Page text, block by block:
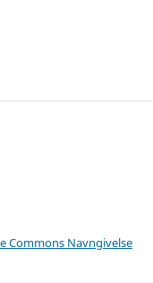
Commons Navngivelse